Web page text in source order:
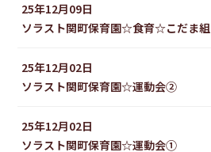
25年12月09日
ソラスト関町保育園☆食育☆こだま組
25年12月02日
ソラスト関町保育園☆運動会②
25年12月02日
ソラスト関町保育園☆運動会①